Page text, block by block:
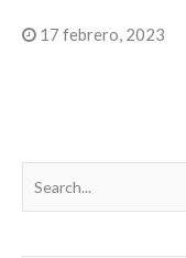
17 febrero, 2023